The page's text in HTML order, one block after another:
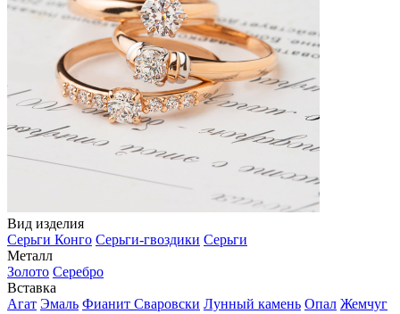
Вид изделия
Серьги Конго Серьги-гвоздики Серьги
Металл
Золото Серебро
Вставка
Агат Эмаль Фианит Сваровски Лунный камень Опал Жемчуг